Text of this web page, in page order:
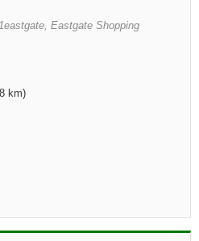
Eastgate Shopping
km)